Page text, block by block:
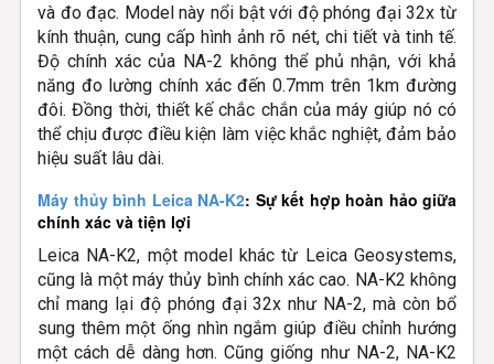
và đo đạc. Model này nổi bật với độ phóng đại 32x từ
kính thuận, cung cấp hình ảnh rõ nét, chi tiết và tinh tế.
Độ chính xác của NA-2 không thể phủ nhận, với khả
năng đo lường chính xác đến 0.7mm trên 1km đường
đôi. Đồng thời, thiết kế chắc chắn của máy giúp nó có
thể chịu được điều kiện làm việc khắc nghiệt, đảm bảo
hiệu suất lâu dài.
Máy thủy bình Leica NA-K2: Sự kết hợp hoàn hảo giữa
chính xác và tiện lợi
Leica NA-K2, một model khác từ Leica Geosystems,
cũng là một máy thủy bình chính xác cao. NA-K2 không
chỉ mang lại độ phóng đại 32x như NA-2, mà còn bổ
sung thêm một ống nhìn ngắm giúp điều chỉnh hướng
một cách dễ dàng hơn. Cũng giống như NA-2, NA-K2